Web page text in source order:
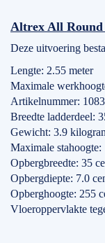
Altrex All Round
Deze uitvoering
Lengte: 2.55 meter
Maximale
Artikelnummer:
Breedte ladderdeel:
Gewicht: 3.9
Maximale stahoogte:
Opbergbreedte: 35
Opbergdiepte: 7.0
Opberghoogte: 255
Vloeroppervlakte